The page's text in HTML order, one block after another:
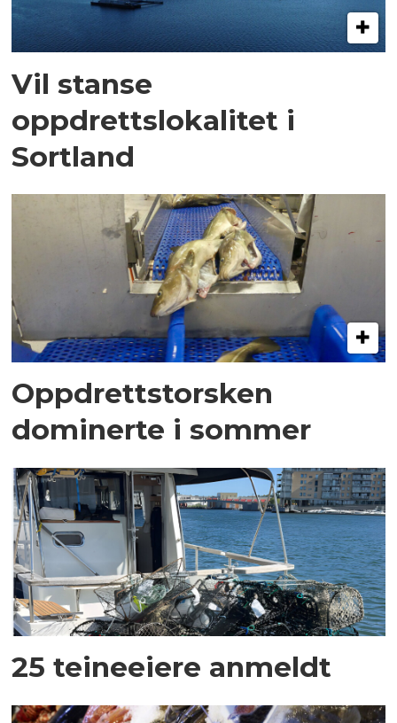
Vil stanse
oppdrettslokalitet i
Sortland
Oppdrettstorsken
dominerte i sommer
25 teineeiere anmeldt